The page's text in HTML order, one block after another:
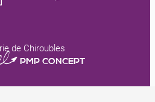
de Chiroubles
PMP CONCEPT